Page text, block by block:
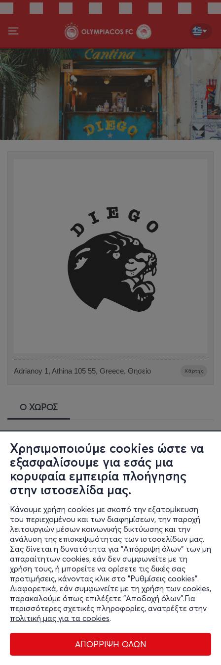
Χρησιμοποιούμε cookies ώστε να
εξασφαλίσουμε για εσάς μια
κορυφαία εμπειρία πλοήγησης
στην ιστοσελίδα μας.
Κάνουμε χρήση cookies με σκοπό την εξατομίκευση
του περιεχομένου και των διαφημίσεων, την παροχή
λειτουργιών μέσων κοινωνικής δικτύωσης και την
ανάλυση της επισκεψιμότητας των ιστοσελίδων μας.
Σας δίνεται η δυνατότητα για "Απόρριψη όλων" των μη
απαραίτητων cookies, εάν δεν συμφωνείτε με τη
χρήση τους, ή μπορείτε να ορίσετε τις δικές σας
προτιμήσεις, κάνοντας κλικ στο "Ρυθμίσεις cookies".
Διαφορετικά, εάν συμφωνείτε με τη χρήση των cookies,
παρακαλούμε όπως επιλέξετε "Αποδοχή όλων".Για
περισσότερες σχετικές πληροφορίες, ανατρέξτε στην
πολιτική μας για τα cookies.
ΑΠΟΡΡΙΨΗ ΟΛΩΝ
Adrianoy 1, Athina 105 55, Greece, Θησείο Χάρτης
Ο ΧΩΡΟΣ
Inspired by Latin America and Asia, Diego invites you to
grab your food and relax on the sidewalk, but also to put on
your fancy outfit and dance inside.
umbrellas, and Coca-Cola crates make up the exterior
served by the front bar/canteen, while the interior with the
aesthetic of "worn luxury" with glass chandeliers and
sconces, along with plastic chairs, exotic plants, striking
mosaics and bright color contrasts on the walls, makes you
stay for hours enjoying your drink in the indoor bar.
Διαχείριση cookies